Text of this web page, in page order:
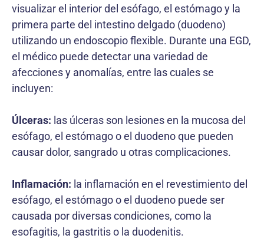
visualizar el interior del esófago, el estómago y la
primera parte del intestino delgado (duodeno)
utilizando un endoscopio flexible. Durante una EGD,
el médico puede detectar una variedad de
afecciones y anomalías, entre las cuales se
incluyen:
Úlceras: las úlceras son lesiones en la mucosa del
esófago, el estómago o el duodeno que pueden
causar dolor, sangrado u otras complicaciones.
Inflamación: la inflamación en el revestimiento del
esófago, el estómago o el duodeno puede ser
causada por diversas condiciones, como la
esofagitis, la gastritis o la duodenitis.